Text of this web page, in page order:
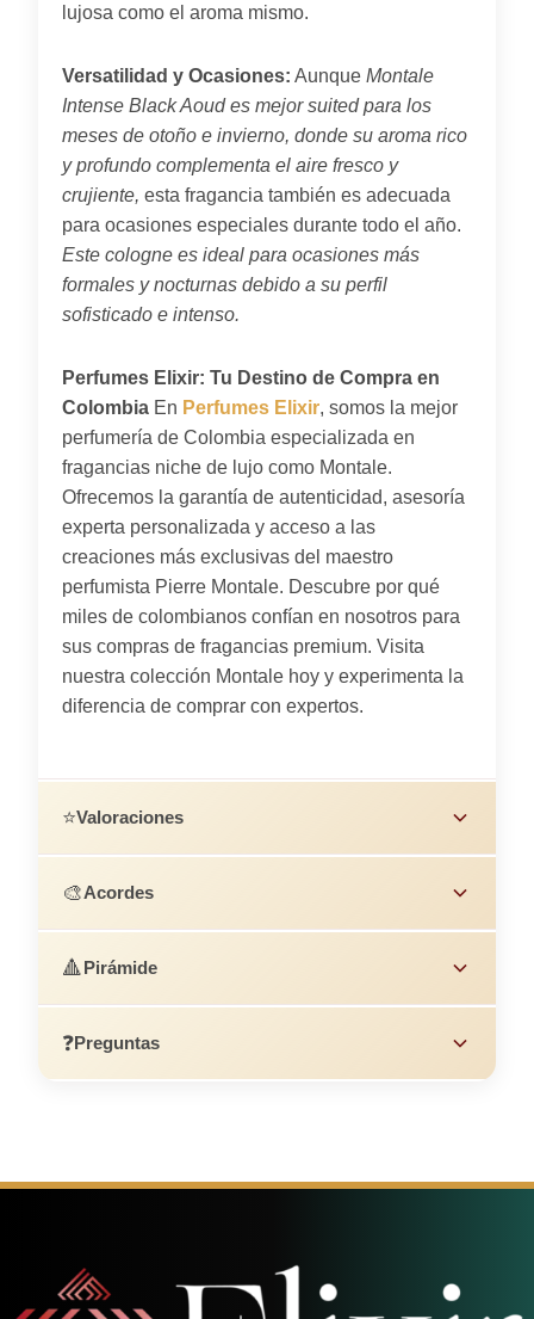
lujosa como el aroma mismo.
Versatilidad y Ocasiones: Aunque Montale
Intense Black Aoud es mejor suited para los
meses de otoño e invierno, donde su aroma rico
y profundo complementa el aire fresco y
crujiente, esta fragancia también es adecuada
para ocasiones especiales durante todo el año.
Este cologne es ideal para ocasiones más
formales y nocturnas debido a su perfil
sofisticado e intenso.
Perfumes Elixir: Tu Destino de Compra en
Colombia En Perfumes Elixir, somos la mejor
perfumería de Colombia especializada en
fragancias niche de lujo como Montale.
Ofrecemos la garantía de autenticidad, asesoría
experta personalizada y acceso a las
creaciones más exclusivas del maestro
perfumista Pierre Montale. Descubre por qué
miles de colombianos confían en nosotros para
sus compras de fragancias premium. Visita
nuestra colección Montale hoy y experimenta la
diferencia de comprar con expertos.
⭐Valoraciones
🎨Acordes
🔺Pirámide
❓Preguntas